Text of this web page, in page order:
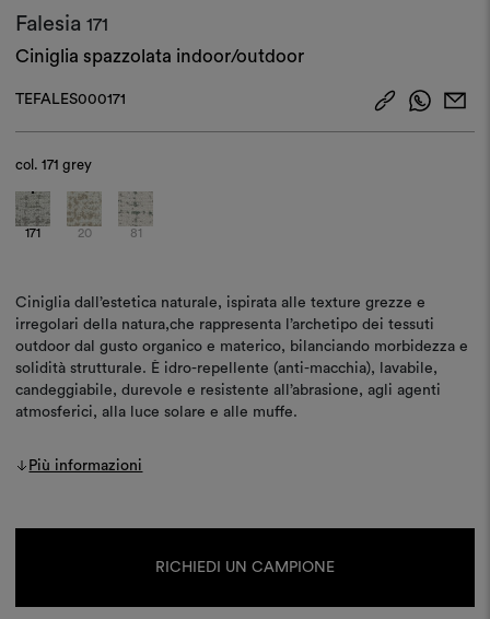
Falesia171
Ciniglia spazzolata indoor/outdoor
TEFALES000171
col.171 grey
171 20 81
Ciniglia dall’estetica naturale, ispirata alle texture grezze e
irregolari della natura,che rappresenta l’archetipo dei tessuti
outdoor dal gusto organico e materico, bilanciando morbidezza e
solidità strutturale. È idro-repellente (anti-macchia), lavabile,
candeggiabile, durevole e resistente all’abrasione, agli agenti
atmosferici, alla luce solare e alle muffe.
Più informazioni
RICHIEDI UN CAMPIONE